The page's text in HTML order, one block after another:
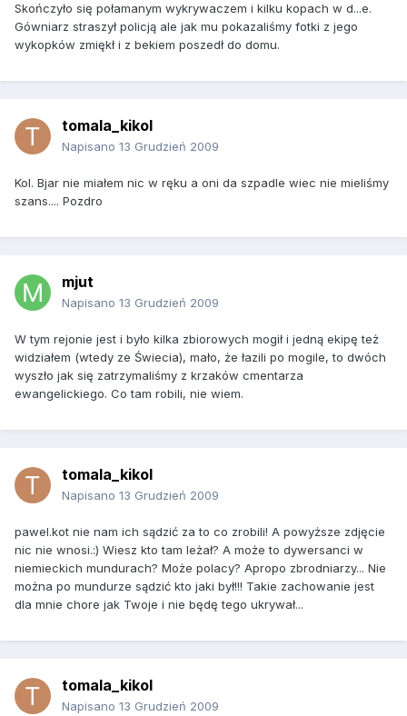
Skończyło się połamanym wykrywaczem i kilku kopach w d...e.
Gówniarz straszył policją ale jak mu pokazaliśmy fotki z jego
wykopków zmiękł i z bekiem poszedł do domu.
tomala_kikol
Napisano 13 Grudzień 2009
Kol. Bjar nie miałem nic w ręku a oni da szpadle wiec nie mieliśmy
szans.... Pozdro
mjut
Napisano 13 Grudzień 2009
W tym rejonie jest i było kilka zbiorowych mogił i jedną ekipę też
widziałem (wtedy ze Świecia), mało, że łazili po mogile, to dwóch
wyszło jak się zatrzymaliśmy z krzaków cmentarza
ewangelickiego. Co tam robili, nie wiem.
tomala_kikol
Napisano 13 Grudzień 2009
pawel.kot nie nam ich sądzić za to co zrobili! A powyższe zdjęcie
nic nie wnosi.:) Wiesz kto tam leżał? A może to dywersanci w
niemieckich mundurach? Może polacy? Apropo zbrodniarzy... Nie
można po mundurze sądzić kto jaki był!!! Takie zachowanie jest
dla mnie chore jak Twoje i nie będę tego ukrywał...
tomala_kikol
Napisano 13 Grudzień 2009